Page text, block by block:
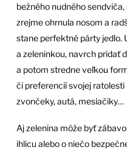
bežného nudného
zrejme ohrnula nosom a
stane perfektné párty jedlo.
a zeleninkou, navrch pridať
a potom stredne veľkou
či preferencií svojej
zvončeky, autá, mesiačiky…
Aj zelenina môže byť
ihlicu alebo o niečo